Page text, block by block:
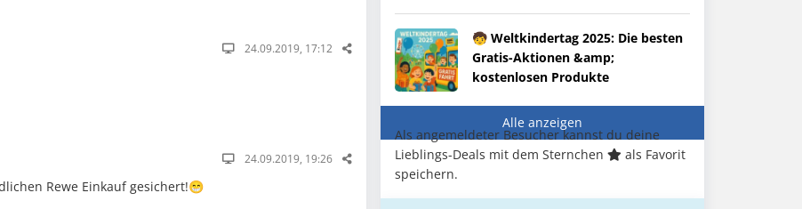
24.09.2019, 17:12
24.09.2019, 19:26
Rewe Einkauf gesichert!😁
🧒 Weltkindertag 2025: Die besten
Gratis-Aktionen &amp;
kostenlosen Produkte
Alle anzeigen
Als angemeldeter Besucher kannst du deine
Lieblings-Deals mit dem Sternchen
als Favorit
speichern.